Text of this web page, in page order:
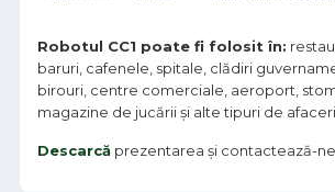
Robotul CC1 poate fi folosit în:
baruri, cafenele, spitale, clădiri
birouri, centre comerciale, aeroport,
magazine de jucării și alte tipuri de afaceri.
Descarcă prezentarea și contactează-ne